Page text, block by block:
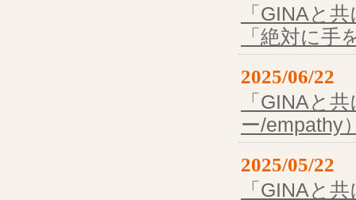
「GINAと
「絶対に手
2025/06/22
「GINAと
ー/empathy
2025/05/22
「GINAと